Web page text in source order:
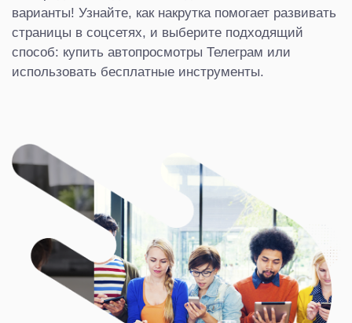
варианты! Узнайте, как накрутка помогает развивать
страницы в соцсетях, и выберите подходящий
способ: купить автопросмотры Телеграм или
использовать бесплатные инструменты.